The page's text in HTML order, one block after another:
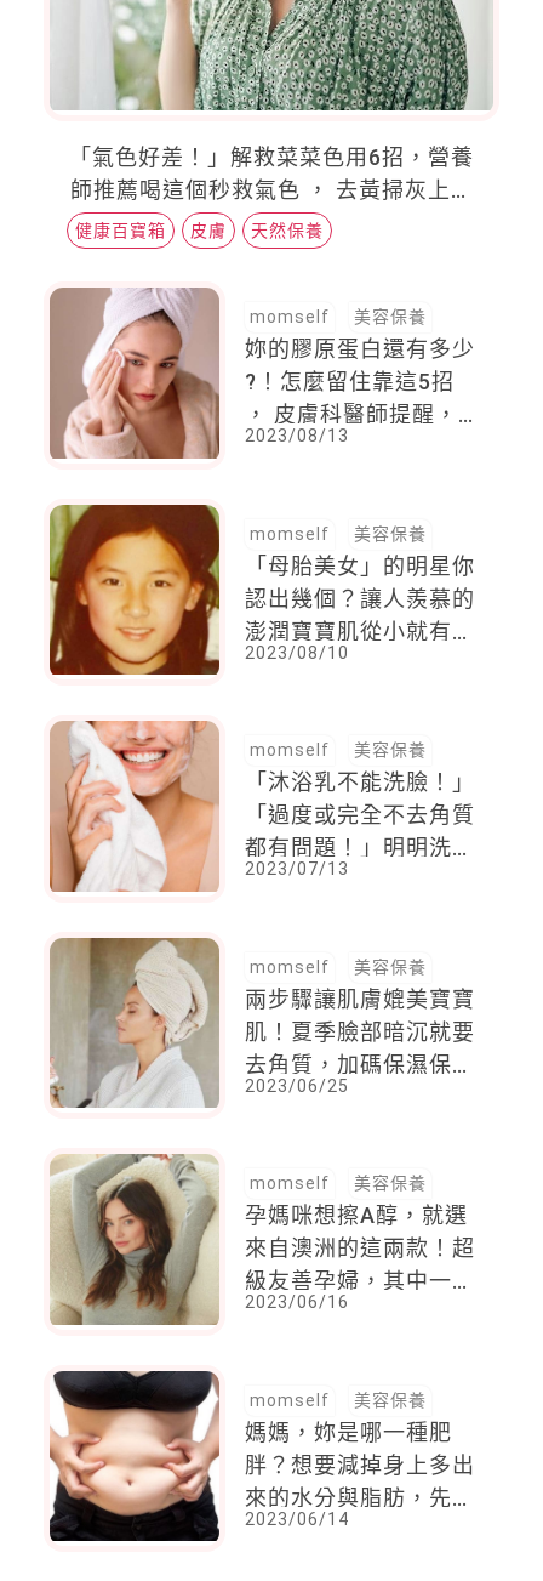
「氣色好差！」解救菜菜色用6招，營養
師推薦喝這個秒救氣色 ， 去黃掃灰上妝
前記得先做這1個步驟
健康百寶箱 皮膚 天然保養
momself 美容保養
妳的膠原蛋白還有多少
?！怎麼留住靠這5招
， 皮膚科醫師提醒，
吃太多糖分可不好，關
2023/08/13
momself 美容保養
「母胎美女」的明星你
認出幾個？讓人羨慕的
澎潤寶寶肌從小就有，
原來養成保養好習慣就
2023/08/10
momself 美容保養
「沐浴乳不能洗臉！」
「過度或完全不去角質
都有問題！」明明洗得
超乾淨，肌膚卻變差
2023/07/13
momself 美容保養
兩步驟讓肌膚媲美寶寶
肌！夏季臉部暗沉就要
去角質，加碼保濕保
養，一點都不擔心粉刺
2023/06/25
momself 美容保養
孕媽咪想擦A醇，就選
來自澳洲的這兩款！超
級友善孕婦，其中一款
還是名模米蘭達可兒專
2023/06/16
momself 美容保養
媽媽，妳是哪一種肥
胖？想要減掉身上多出
來的水分與脂肪，先搞
懂你的胖胖體質類型
2023/06/14